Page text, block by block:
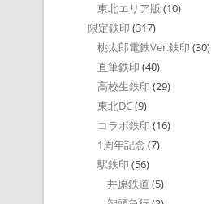
東北エリア版 (10)
限定鉄印 (317)
桃太郎電鉄Ver.鉄印 (30)
直筆鉄印 (40)
高校生鉄印 (29)
東北DC(9)
コラボ鉄印 (16)
1周年記念 (7)
駅鉄印 (56)
井原鉄道 (5)